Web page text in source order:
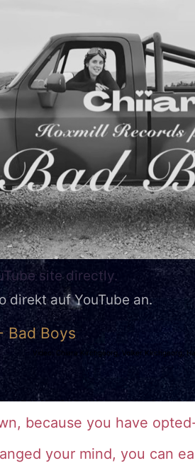
site directly.
direkt auf YouTube an.
Bad Boys
Video: Chiara Kirchgeorg, Volker Kirchgeorg,
because you have
your mind, you can